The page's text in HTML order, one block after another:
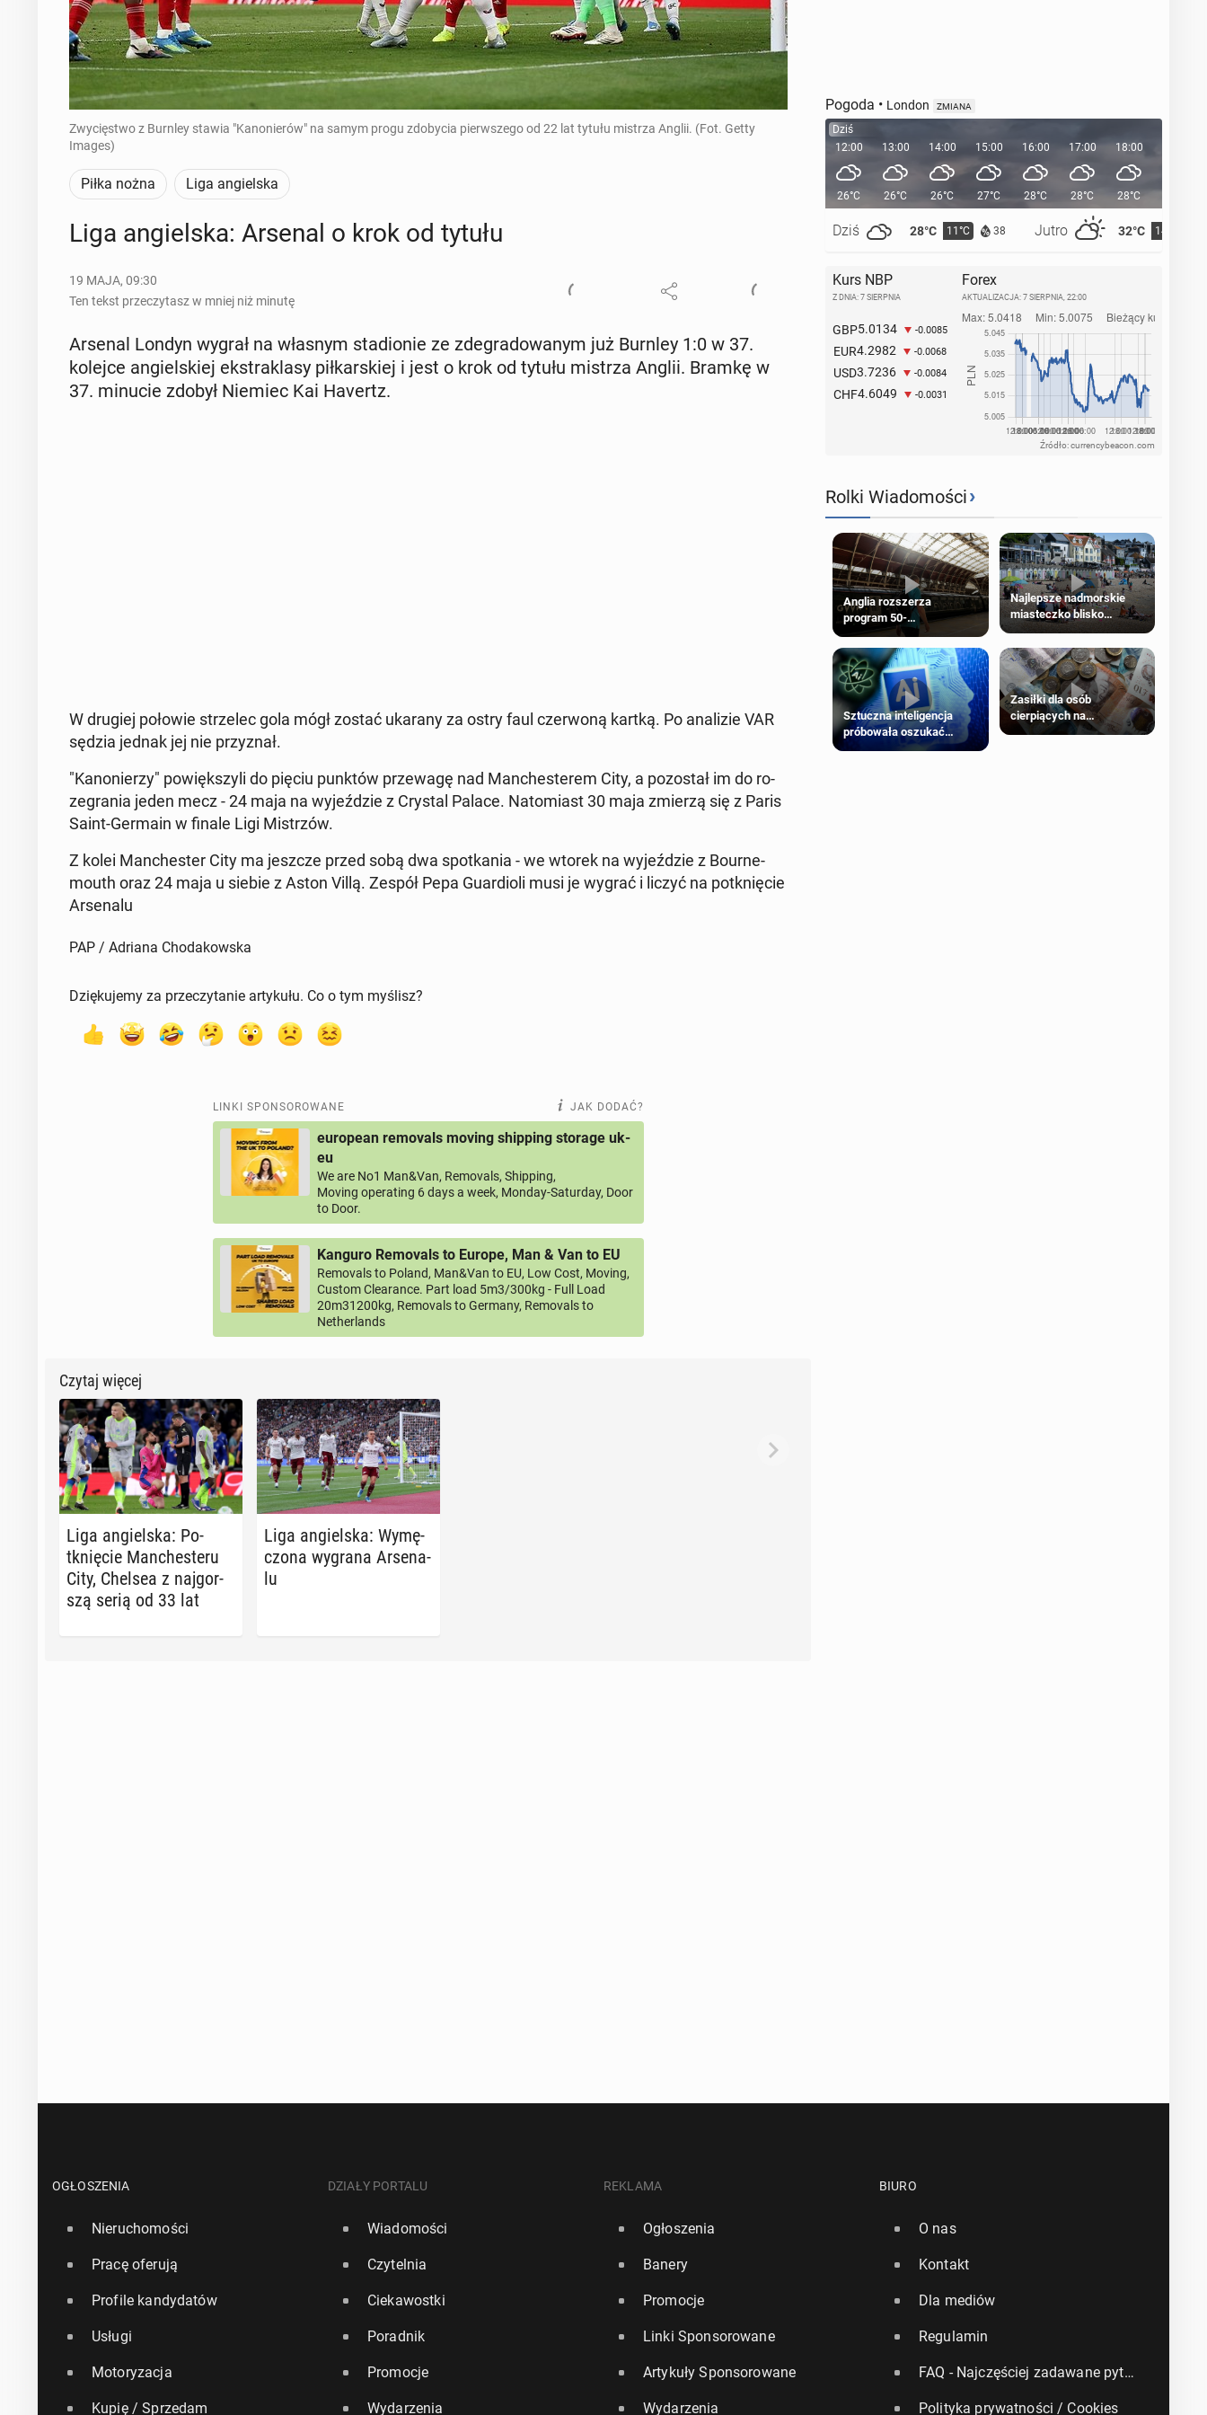
Zwycięstwo z Burnley stawia "Kanonierów" na samym progu zdobycia pierwszego od 22 lat tytułu mistrza Anglii. (Fot. Getty
Images)
Piłka nożna Liga angielska
Liga an­giel­ska: Arsenal o krok od tytułu
19 MAJA, 09:30
Ten tekst przeczytasz w mniej niż minutę
Arsenal Londyn wygrał na własnym sta­dio­nie ze zde­gra­do­wa­nym już Burnley 1:0 w 37.
kolejce an­giel­skiej eks­tra­kla­sy pił­kar­skiej i jest o krok od tytułu mistrza Anglii. Bramkę w
37. minucie zdobył Niemiec Kai Havertz.
W drugiej połowie strze­lec gola mógł zostać ukarany za ostry faul czer­wo­ną kartką. Po ana­li­zie VAR
sędzia jednak jej nie przy­znał.
"Ka­no­nie­rzy" po­więk­szy­li do pięciu punktów prze­wa­gę nad Man­che­ste­rem City, a po­zo­stał im do ro­
ze­gra­nia jeden mecz - 24 maja na wy­jeź­dzie z Crystal Palace. Na­to­miast 30 maja zmierzą się z Paris
Saint-Germain w finale Ligi Mi­strzów.
Z kolei Man­che­ster City ma jeszcze przed sobą dwa spo­tka­nia - we wtorek na wy­jeź­dzie z Bo­ur­ne­
mo­uth oraz 24 maja u siebie z Aston Villą. Zespół Pepa Gu­ar­dio­li musi je wygrać i liczyć na po­tknię­cie
Ar­se­na­lu
PAP / Adriana Chodakowska
Dziękujemy za przeczytanie artykułu. Co o tym myślisz?
LINKI SPONSOROWANE JAK DODAĆ?
european removals moving shipping storage uk-
eu
We are No1 Man&Van, Removals, Shipping,
Moving operating 6 days a week, Monday-Saturday, Door
to Door.
Kanguro Removals to Europe, Man & Van to EU
Removals to Poland, Man&Van to EU, Low Cost, Moving,
Custom Clearance. Part load 5m3/300kg - Full Load
20m31200kg, Removals to Germany, Removals to
Netherlands
Czytaj więcej
Liga an­giel­ska: Po­
tknię­cie Man­che­ste­ru
City, Chelsea z naj­gor­
szą serią od 33 lat
Liga an­giel­ska: Wy­mę­
czo­na wygrana Ar­se­na­
lu
Pogoda • London ZMIANA
Dziś
12:00
26°C
Dziś 28°C 11°C 38 Jutro 32°C 14°C
13:00
26°C
14:00
26°C
15:00
27°C
16:00
28°C
17:00
28°C
18:00
28°C
Kurs NBP
Z DNIA: 7 SIERPNIA
GBP5.0134 -0.0085
EUR4.2982 -0.0068
USD3.7236 -0.0084
CHF4.6049 -0.0031
Forex
AKTUALIZACJA: 7 SIERPNIA, 22:00
Źródło: currencybeacon.com
Rolki Wiadomości›
Anglia rozszerza
program 50-
procentowych zniżek
kolejowych na 18-latków
Najlepsze nadmorskie
miasteczko blisko
Londynu
Sztuczna inteligencja
próbowała oszukać
człowieka
Zasiłki dla osób
cierpiących na
schorzenia psychiczne
OGŁOSZENIA
Nieruchomości
Pracę oferują
Profile kandydatów
Usługi
Motoryzacja
Kupię / Sprzedam
DZIAŁY PORTALU
Wiadomości
Czytelnia
Ciekawostki
Poradnik
Promocje
Wydarzenia
REKLAMA
Ogłoszenia
Banery
Promocje
Linki Sponsorowane
Artykuły Sponsorowane
Wydarzenia
BIURO
O nas
Kontakt
Dla mediów
Regulamin
FAQ - Najczęściej zadawane pytania
Polityka prywatności / Cookies